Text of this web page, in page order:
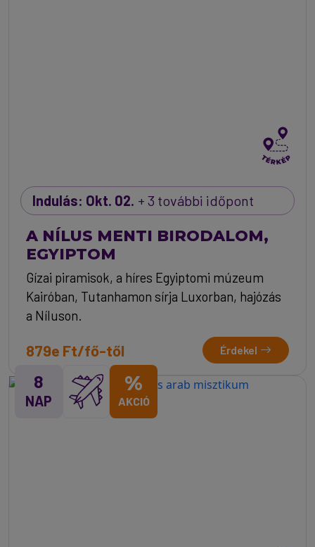
Indulás: Okt. 02. + 3 további időpont
A NÍLUS MENTI BIRODALOM,
EGYIPTOM
Gízai piramisok, a híres Egyiptomi múzeum
Kairóban, Tutanhamon sírja Luxorban, hajózás
a Níluson.
879e Ft/fő-től Érdekel
8
NAP
%
AKCIÓ